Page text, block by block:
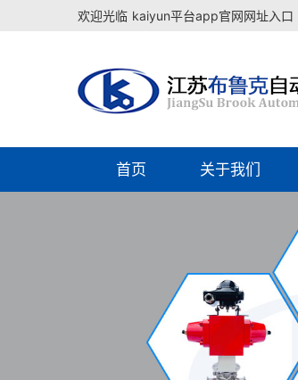
欢迎光临 kaiyun平台app官网网址入口
首页 关于我们